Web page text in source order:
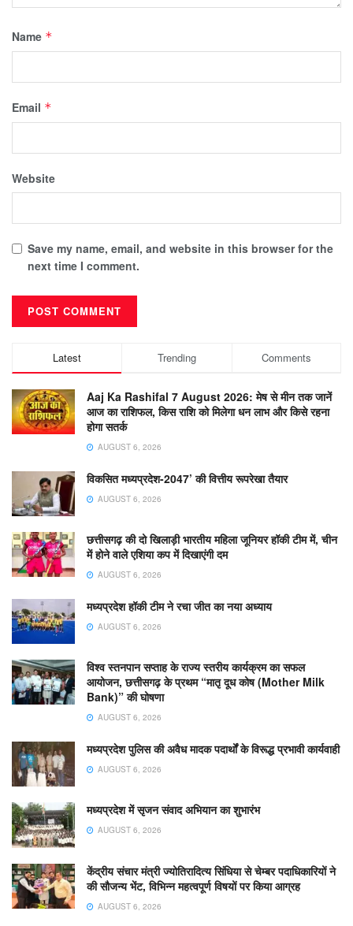
Name *
Email *
Website
Save my name, email, and website in this browser for the
next time I comment.
Latest Trending Comments
Aaj Ka Rashifal 7 August 2026: मेष से मीन तक जानें
आज का राशिफल, किस राशि को मिलेगा धन लाभ और किसे रहना
होगा सतर्क
AUGUST 6, 2026
विकसित मध्यप्रदेश-2047’ की वित्तीय रूपरेखा तैयार
AUGUST 6, 2026
छत्तीसगढ़ की दो खिलाड़ी भारतीय महिला जूनियर हॉकी टीम में, चीन
में होने वाले एशिया कप में दिखाएंगी दम
AUGUST 6, 2026
मध्यप्रदेश हॉकी टीम ने रचा जीत का नया अध्याय
AUGUST 6, 2026
विश्व स्तनपान सप्ताह के राज्य स्तरीय कार्यक्रम का सफल
आयोजन, छत्तीसगढ़ के प्रथम “मातृ दूध कोष (Mother Milk
Bank)” की घोषणा
AUGUST 6, 2026
मध्यप्रदेश पुलिस की अवैध मादक पदार्थों के विरूद्ध प्रभावी कार्यवाही
AUGUST 6, 2026
मध्यप्रदेश में सृजन संवाद अभियान का शुभारंभ
AUGUST 6, 2026
केंद्रीय संचार मंत्री ज्योतिरादित्य सिंधिया से चेम्बर पदाधिकारियों ने
की सौजन्य भेंट, विभिन्न महत्वपूर्ण विषयों पर किया आग्रह
AUGUST 6, 2026